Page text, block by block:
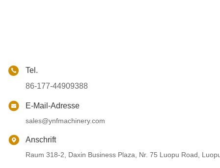
Tel.
86-177-44909388
E-Mail-Adresse
sales@ynfmachinery.com
Anschrift
Raum 318-2, Daxin Business Plaza, Nr. 75 Luopu Road,